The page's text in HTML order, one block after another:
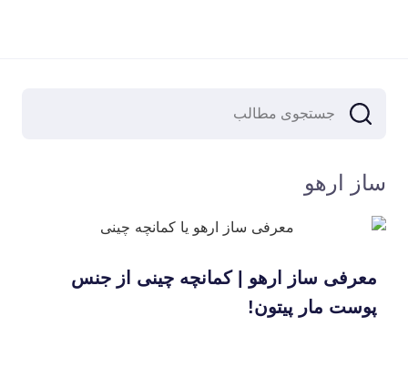
ساز ارهو
معرفی ساز ارهو | کمانچه چینی از جنس
پوست مار پیتون!